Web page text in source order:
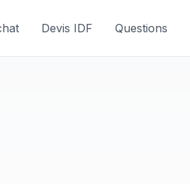
Devis IDF Questions